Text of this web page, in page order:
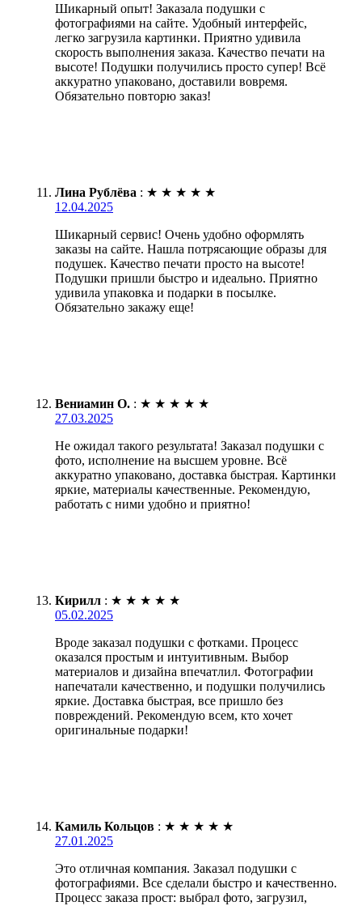
Шикарный опыт! Заказала подушки с
фотографиями на сайте. Удобный интерфейс,
легко загрузила картинки. Приятно удивила
скорость выполнения заказа. Качество печати на
высоте! Подушки получились просто супер! Всё
аккуратно упаковано, доставили вовремя.
Обязательно повторю заказ!
Лина Рублёва : ★ ★ ★ ★ ★
12.04.2025
Шикарный сервис! Очень удобно оформлять
заказы на сайте. Нашла потрясающие образы для
подушек. Качество печати просто на высоте!
Подушки пришли быстро и идеально. Приятно
удивила упаковка и подарки в посылке.
Обязательно закажу еще!
Вениамин О. : ★ ★ ★ ★ ★
27.03.2025
Не ожидал такого результата! Заказал подушки с
фото, исполнение на высшем уровне. Всё
аккуратно упаковано, доставка быстрая. Картинки
яркие, материалы качественные. Рекомендую,
работать с ними удобно и приятно!
Кирилл : ★ ★ ★ ★ ★
05.02.2025
Вроде заказал подушки с фотками. Процесс
оказался простым и интуитивным. Выбор
материалов и дизайна впечатлил. Фотографии
напечатали качественно, и подушки получились
яркие. Доставка быстрая, все пришло без
повреждений. Рекомендую всем, кто хочет
оригинальные подарки!
Камиль Кольцов : ★ ★ ★ ★ ★
27.01.2025
Это отличная компания. Заказал подушки с
фотографиями. Все сделали быстро и качественно.
Процесс заказа прост: выбрал фото, загрузил,